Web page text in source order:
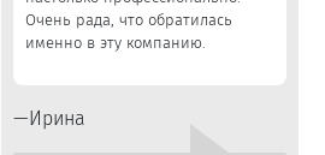
Очень рада, что обратилась
именно в эту компанию.
Ирина